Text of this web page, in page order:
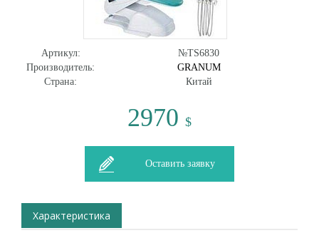
Артикул:
№TS6830
Производитель:
GRANUM
Страна:
Китай
2970 $
Оставить заявку
Характеристика